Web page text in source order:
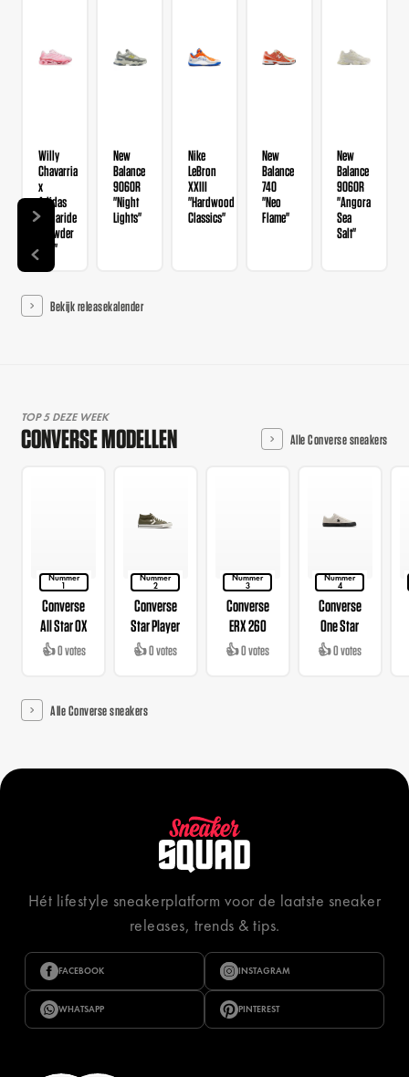
Willy
Chavarria
x
Adidas
Megaride
"Powder
Red"
New
Balance
9060R
"Night
Lights"
Nike
LeBron
XXIII
"Hardwood
Classics"
New
Balance
740
"Neo
Flame"
New
Balance
9060R
"Angora
Sea
Salt"
Bekijk releasekalender
TOP 5 DEZE WEEK
CONVERSE MODELLEN Alle Converse sneakers
Nummer
1
Converse
All Star OX
👍 0 votes
Nummer
2
Converse
Star Player
👍 0 votes
Nummer
3
Converse
ERX 260
👍 0 votes
Nummer
4
Converse
One Star
👍 0 votes
Alle Converse sneakers
Hét lifestyle sneakerplatform voor de laatste sneaker
releases, trends & tips.
FACEBOOK INSTAGRAM
WHATSAPP PINTEREST